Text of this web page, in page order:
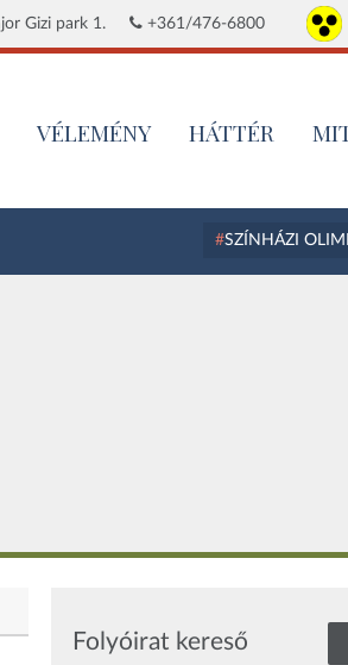
Gizi park 1. +361/476-6800
VÉLEMÉNY HÁTTÉR
SZÍNHÁZI
Folyóirat kereső